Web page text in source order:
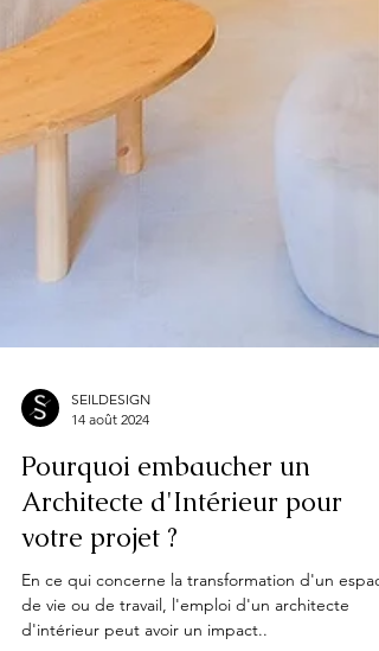
SEILDESIGN
14 août 2024
Pourquoi embaucher un
Architecte d'Intérieur pour
votre projet ?